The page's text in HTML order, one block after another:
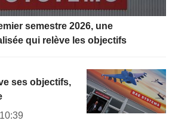
semestre 2026, une
qui relève les objectifs
ses objectifs,